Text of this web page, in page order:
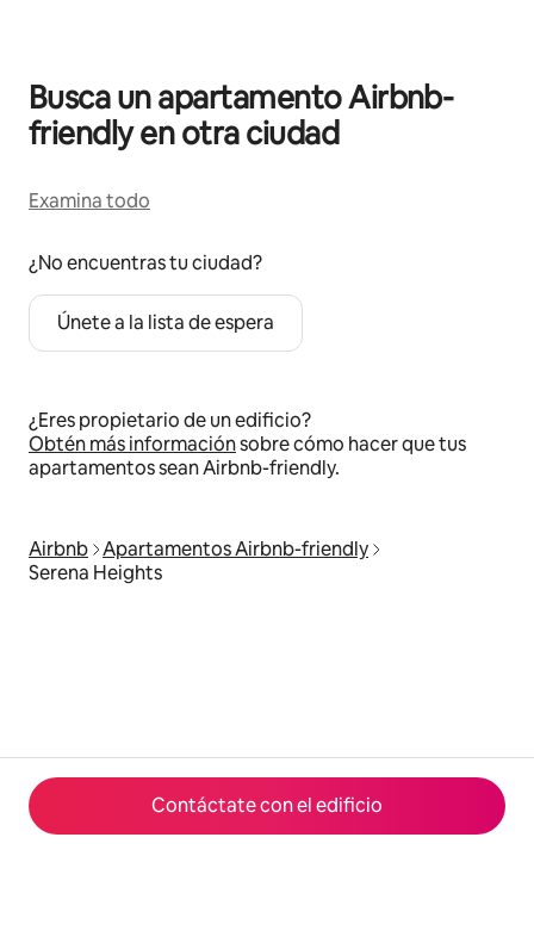
Contáctate con el edificio
Busca un apartamento Airbnb-
friendly en otra ciudad
Examina todo
¿No encuentras tu ciudad?
Únete a la lista de espera
¿Eres propietario de un edificio?
Obtén más informaciónsobre cómo hacer que tus
apartamentos sean Airbnb-friendly.
Airbnb Apartamentos Airbnb-friendly
Serena Heights